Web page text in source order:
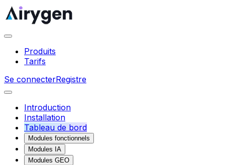
Produits
Tarifs
Se connecterRegistre
Introduction
Installation
Tableau de bord
Modules fonctionnels
Modules IA
Modules GEO